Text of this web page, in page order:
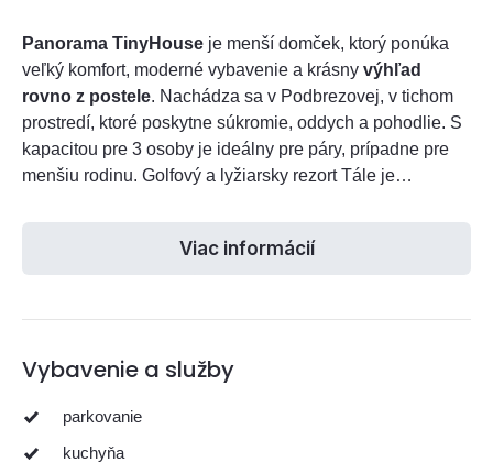
Panorama TinyHouse je menší domček, ktorý ponúka
veľký komfort, moderné vybavenie a krásny výhľad
rovno z postele. Nachádza sa v Podbrezovej, v tichom
prostredí, ktoré poskytne súkromie, oddych a pohodlie. S
kapacitou pre 3 osoby je ideálny pre páry, prípadne pre
menšiu rodinu. Golfový a lyžiarsky rezort Tále je
Viac informácií
Vybavenie a služby
parkovanie
kuchyňa